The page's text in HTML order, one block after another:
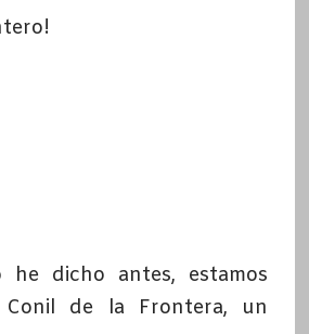
dicho antes, estamos
Conil de la Frontera, un